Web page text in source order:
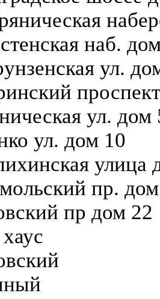
наб.
ул.
ул. дом
ул. дом 10
улица
пр.
пр дом 22